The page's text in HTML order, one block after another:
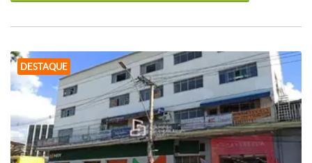
DESTAQUE